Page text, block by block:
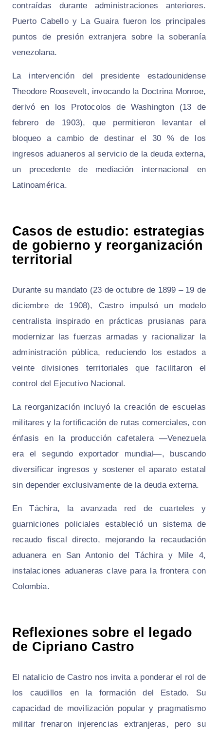
contraídas durante administraciones anteriores.
Puerto Cabello y La Guaira fueron los principales
puntos de presión extranjera sobre la soberanía
venezolana.
La intervención del presidente estadounidense
Theodore Roosevelt, invocando la Doctrina Monroe,
derivó en los Protocolos de Washington (13 de
febrero de 1903), que permitieron levantar el
bloqueo a cambio de destinar el 30 % de los
ingresos aduaneros al servicio de la deuda externa,
un precedente de mediación internacional en
Latinoamérica.
Casos de estudio: estrategias
de gobierno y reorganización
territorial
Durante su mandato (23 de octubre de 1899 – 19 de
diciembre de 1908), Castro impulsó un modelo
centralista inspirado en prácticas prusianas para
modernizar las fuerzas armadas y racionalizar la
administración pública, reduciendo los estados a
veinte divisiones territoriales que facilitaron el
control del Ejecutivo Nacional.
La reorganización incluyó la creación de escuelas
militares y la fortificación de rutas comerciales, con
énfasis en la producción cafetalera —Venezuela
era el segundo exportador mundial—, buscando
diversificar ingresos y sostener el aparato estatal
sin depender exclusivamente de la deuda externa.
En Táchira, la avanzada red de cuarteles y
guarniciones policiales estableció un sistema de
recaudo fiscal directo, mejorando la recaudación
aduanera en San Antonio del Táchira y Mile 4,
instalaciones aduaneras clave para la frontera con
Colombia.
Reflexiones sobre el legado
de Cipriano Castro
El natalicio de Castro nos invita a ponderar el rol de
los caudillos en la formación del Estado. Su
capacidad de movilización popular y pragmatismo
militar frenaron injerencias extranjeras, pero su